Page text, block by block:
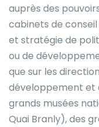
auprès des
cabinets de
et stratégie de
ou de
que sur les
développement et
grands musées
Quai Branly), des